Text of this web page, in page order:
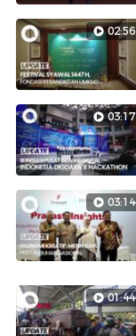
02:56
03:17
03:14
01:44